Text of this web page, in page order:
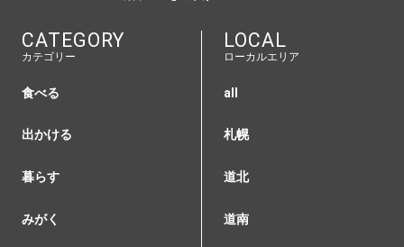
CATEGORY
カテゴリー
食べる
出かける
暮らす
みがく
LOCAL
ローカルエリア
all
札幌
道北
道南